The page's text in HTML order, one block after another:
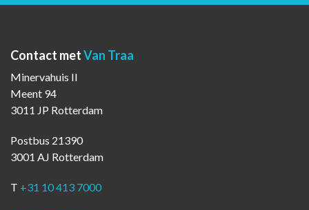
Contact metVan Traa
Minervahuis II
Meent 94
3011 JP Rotterdam
Postbus 21390
3001 AJ Rotterdam
T +31 10 413 7000